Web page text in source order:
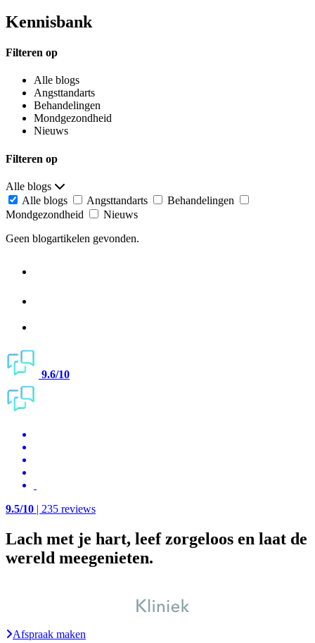
Kennisbank
Filteren op
Alle blogs
Angsttandarts
Behandelingen
Mondgezondheid
Nieuws
Filteren op
Alle blogs
Alle blogs
Angsttandarts
Behandelingen
Mondgezondheid
Nieuws
Geen blogartikelen gevonden.
9.6/10
9.5/10 | 235 reviews
Lach met je hart, leef zorgeloos en laat de
wereld meegenieten.
Afspraak maken